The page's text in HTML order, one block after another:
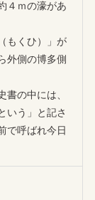
４ｍの濠があ
もくひ）」が
外側の博多側
書の中には、
いう」と記さ
で呼ばれ今日